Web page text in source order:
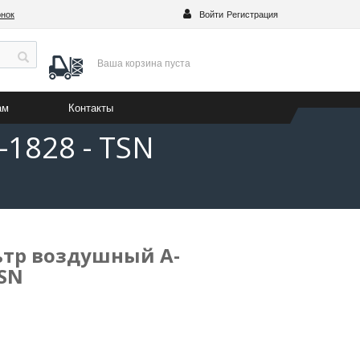
Войти Регистрация
Ваша корзина пуста
Контакты
- TSN
воздушный A-